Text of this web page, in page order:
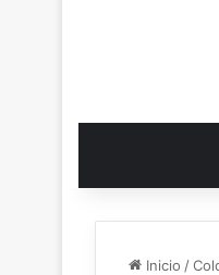
Inicio /